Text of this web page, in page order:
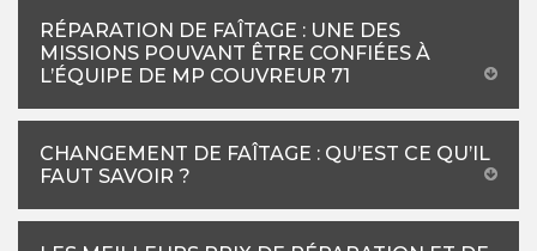
RÉPARATION DE FAÎTAGE : UNE DES
MISSIONS POUVANT ÊTRE CONFIÉES À
L’ÉQUIPE DE MP COUVREUR 71
CHANGEMENT DE FAÎTAGE : QU’EST CE QU’IL
FAUT SAVOIR ?